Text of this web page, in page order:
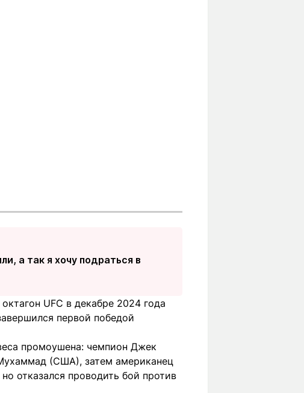
а так я хочу подраться в
UFC в декабре 2024 года
первой победой
промоушена: чемпион Джек
(США), затем американец
отказался проводить бой против